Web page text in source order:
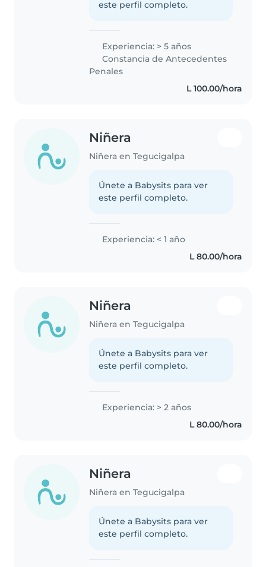
este perfil completo.
Experiencia: > 5 años
Constancia de Antecedentes
Penales
L 100.00/hora
Niñera
Niñera en Tegucigalpa
Únete a Babysits para ver
este perfil completo.
Experiencia: < 1 año
L 80.00/hora
Niñera
Niñera en Tegucigalpa
Únete a Babysits para ver
este perfil completo.
Experiencia: > 2 años
L 80.00/hora
Niñera
Niñera en Tegucigalpa
Únete a Babysits para ver
este perfil completo.